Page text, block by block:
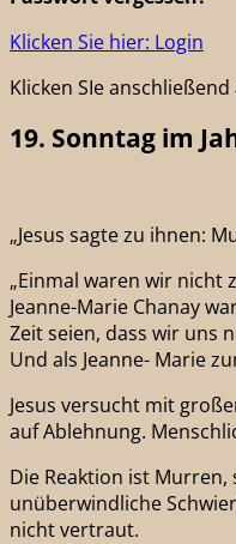
Klicken Sie hier: Login
Klicken SIe
19. Sonntag im
„Jesus sagte zu ihnen:
„Einmal waren wir nicht
Jeanne-Marie Chanay
Zeit seien, dass wir uns
Und als Jeanne- Marie
Jesus versucht mit
auf Ablehnung.
Die Reaktion ist
unüberwindliche
nicht vertraut.